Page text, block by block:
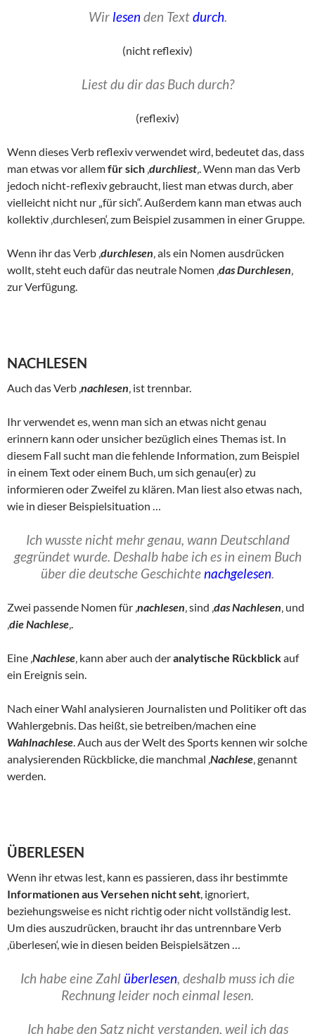
Wir lesen den Textdurch.
(nicht reflexiv)
Liest du dir das Buch durch?
(reflexiv)
Wenn dieses Verb reflexiv verwendet wird, bedeutet das, dass
man etwas vor allemfür sich durchliest ‚. Wenn man das Verb
jedoch nicht-reflexiv gebraucht, liest man etwas durch, aber
vielleicht nicht nur „für sich“. Außerdem kann man etwas auch
kollektiv ‚durchlesen‘, zum Beispiel zusammen in einer Gruppe.
Wenn ihr das Verb ‚ durchlesen ‚ als ein Nomen ausdrücken
wollt, steht euch dafür das neutrale Nomen ‚ das Durchlesen
zur Verfügung.
NACHLESEN
Auch das Verb ‚ nachlesen ‚ ist trennbar.
Ihr verwendet es, wenn man sich an etwas nicht genau
erinnern kann oder unsicher bezüglich eines Themas ist. In
diesem Fall sucht man die fehlende Information, zum Beispiel
in einem Text oder einem Buch, um sich genau(er) zu
informieren oder Zweifel zu klären. Man liest also etwas nach,
wie in dieser Beispielsituation …
Ich wusste nicht mehr genau, wann Deutschland
gegründet wurde. Deshalb habe ich es in einem Buch
über die deutsche Geschichte nachgelesen
Zwei passende Nomen für ‚ nachlesen ‚ sind ‚ das Nachlesen ‚ und
die Nachlese
Eine ‚ Nachlese ‚ kann aber auch deranalytische Rückblickauf
ein Ereignis sein.
Nach einer Wahl analysieren Journalisten und Politiker oft das
Wahlergebnis. Das heißt, sie betreiben/machen eine
Wahlnachlese . Auch aus der Welt des Sports kennen wir solche
analysierenden Rückblicke, die manchmal ‚ Nachlese ‚ genannt
werden.
ÜBERLESEN
Wenn ihr etwas lest, kann es passieren, dass ihr bestimmte
Informationen aus Versehen nicht seht , ignoriert,
beziehungsweise es nicht richtig oder nicht vollständig lest.
Um dies auszudrücken, braucht ihr das untrennbare Verb
‚überlesen‘, wie in diesen beiden Beispielsätzen …
Ich habe eine Zahl überlesen , deshalb muss ich die
Rechnung leider noch einmal lesen.
Ich habe den Satz nicht verstanden, weil ich das